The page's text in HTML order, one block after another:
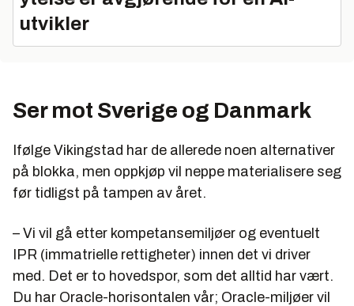
utvikler
Ser mot Sverige og Danmark
Ifølge Vikingstad har de allerede noen alternativer
på blokka, men oppkjøp vil neppe materialisere seg
før tidligst på tampen av året.
– Vi vil gå etter kompetansemiljøer og eventuelt
IPR (immatrielle rettigheter) innen det vi driver
med. Det er to hovedspor, som det alltid har vært.
Du har Oracle-horisontalen vår; Oracle-miljøer vil